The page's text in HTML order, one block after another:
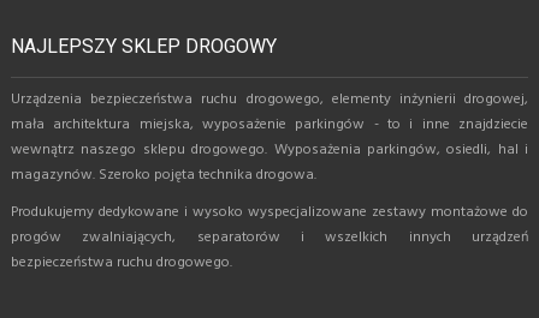
NAJLEPSZY SKLEP DROGOWY
Urządzenia bezpieczeństwa ruchu drogowego, elementy inżynierii drogowej,
mała architektura miejska, wyposażenie parkingów - to i inne znajdziecie
wewnątrz naszego sklepu drogowego. Wyposażenia parkingów, osiedli, hal i
magazynów. Szeroko pojęta technika drogowa.
Produkujemy dedykowane i wysoko wyspecjalizowane zestawy montażowe do
progów zwalniających, separatorów i wszelkich innych urządzeń
bezpieczeństwa ruchu drogowego.